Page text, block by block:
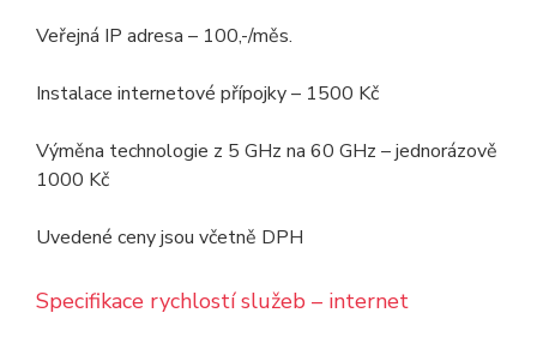
Veřejná IP adresa – 100,-/měs.
Instalace internetové přípojky – 1500 Kč
Výměna technologie z 5 GHz na 60 GHz – jednorázově
1000 Kč
Uvedené ceny jsou včetně DPH
Specifikace rychlostí služeb – internet